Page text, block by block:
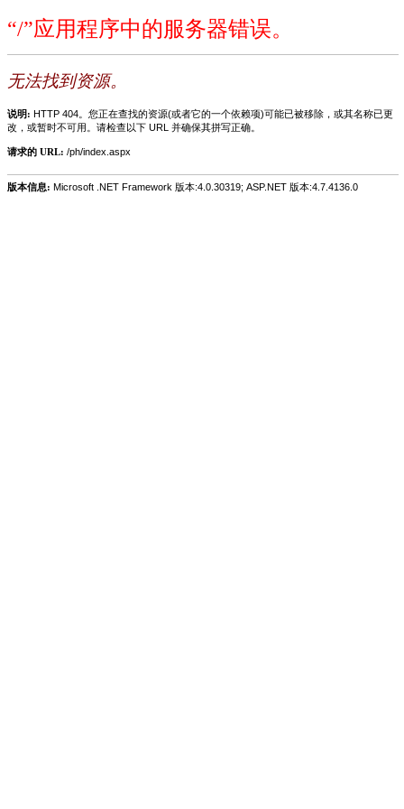
“/”应用程序中的服务器错误。
无法找到资源。
说明: HTTP 404。您正在查找的资源(或者它的一个依赖项)可能已被移除，或其名称已更
改，或暂时不可用。请检查以下 URL 并确保其拼写正确。
请求的 URL: /ph/index.aspx
版本信息: Microsoft .NET Framework 版本:4.0.30319; ASP.NET 版本:4.7.4136.0